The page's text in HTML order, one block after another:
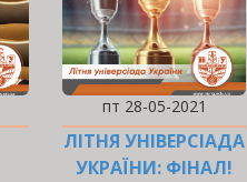
пт 28-05-2021
ЛІТНЯ УНІВЕРСІАДА
УКРАЇНИ: ФІНАЛ!